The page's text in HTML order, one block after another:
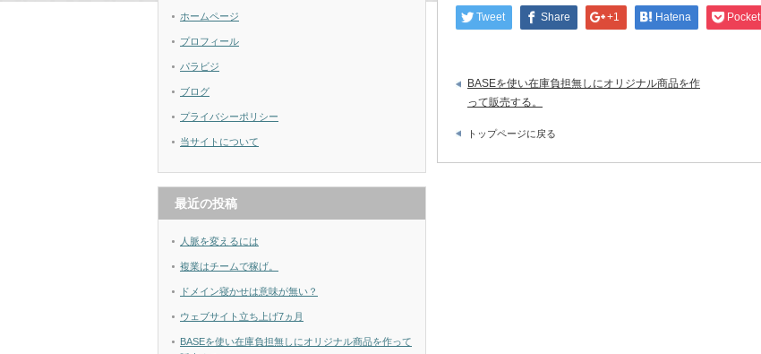
Tweet Share +1 Hatena Pocket
BASEを使い在庫負担無しにオリジナル商品を作
って販売する。
トップページに戻る
ホームページ
プロフィール
パラビジ
ブログ
プライバシーポリシー
当サイトについて
最近の投稿
人脈を変えるには
複業はチームで稼げ。
ドメイン寝かせは意味が無い？
ウェブサイト立ち上げ7ヵ月
BASEを使い在庫負担無しにオリジナル商品を作って